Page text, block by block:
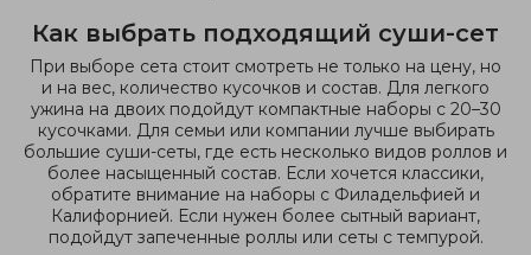
Как выбрать подходящий суши-сет
При выборе сета стоит смотреть не только на цену, но
и на вес, количество кусочков и состав. Для легкого
ужина на двоих подойдут компактные наборы с 20–30
кусочками. Для семьи или компании лучше выбирать
большие суши-сеты, где есть несколько видов роллов и
более насыщенный состав. Если хочется классики,
обратите внимание на наборы с Филадельфией и
Калифорнией. Если нужен более сытный вариант,
подойдут запеченные роллы или сеты с темпурой.